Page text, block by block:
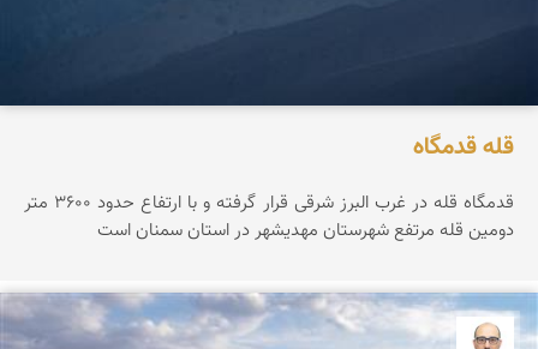
قله قدمگاه
قدمگاه قله در غرب البرز شرقی قرار گرفته و با ارتفاع حدود ۳۶0۰ متر
دومین قله مرتفع شهرستان مهدیشهر در استان سمنان است